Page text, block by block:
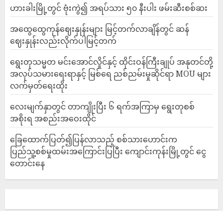
ဟားခါးမြို့တွင် ဗုံးကွဲ၍ အရပ်သား ၅၀ နီးပါး ဖမ်းဆီးစစ်ဆး
အထွေထွေကုန်ဈေးနှုန်းများ မြင့်တက်လာချိန်တွင် ဆန်
ဈေးနှုန်းလည်းလိုက်ပါမြင့်တက်
ရွေးတုသမ္မတ မင်းအောင်လှိုင်နှင့် ထိုင်းဝန်ကြီးချုပ် အနုတင်တို့
အလုပ်သမားရေးရာနှင့် မြစ်ရေ ညစ်ညမ်းမှုဆိုင်ရာ MOU များ
လက်မှတ်ရေးထိုး
လေးမျက်နှာတွင် တာကျိုးပြီး ၆ ရက်အကြာမှ ရွေးတုစစ်
အစိုးရ အစည်းအဝေးထိုင်
ခြေထောက်ပြတ်၍ပြန်လာသည့် စစ်သားဟောင်းက
ပြည်သူ့စစ်မှုထမ်းအကြောင်းပြပြီး ကျောင်းကုန်းမြို့တွင် ငွေ
တောင်းနေ